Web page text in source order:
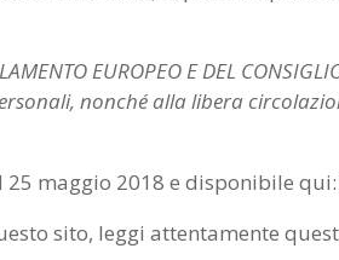
EUROPEO E DEL
nonché alla libera
25 maggio 2018 e disponibile qui:
sito, leggi attentamente